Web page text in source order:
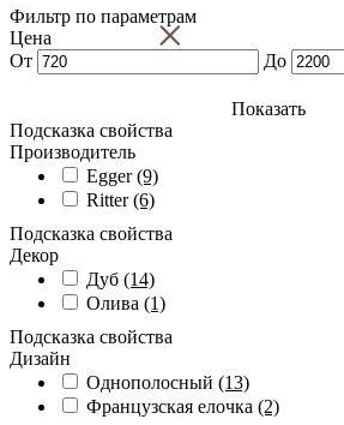
Фильтр по параметрам
×
Цена
От
До
Показать
Подсказка свойства
Производитель
Egger(9)
Ritter(6)
Подсказка свойства
Декор
Дуб (14)
Олива (1)
Подсказка свойства
Дизайн
Однополосный (13)
Французская елочка (2)